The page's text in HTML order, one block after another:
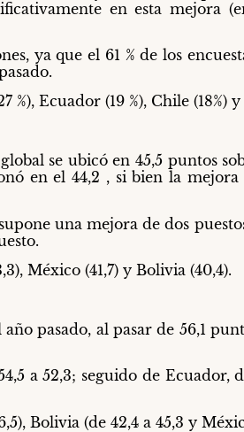
en esta mejora
ya que el 61 % de los
Ecuador (19 %), Chile (18%)
se ubicó en 45,5 puntos
en el 44,2 , si bien la
una mejora de dos
México (41,7) y Bolivia (40,4).
pasado, al pasar de 56,1
a 52,3; seguido de Ecuador,
Bolivia (de 42,4 a 45,3 y